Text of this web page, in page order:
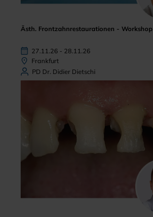
Ästh. Frontzahnrestaurationen - Workshop
27.11.26 - 28.11.26
Frankfurt
PD Dr. Didier Dietschi